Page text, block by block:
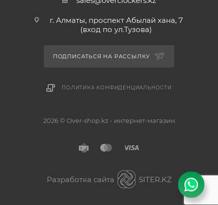
г. Алматы, проспект Абылай хана, 7
(вход по ул.Тузова)
ПОДПИСАТЬСЯ НА РАССЫЛКУ
ПОЛИТИКА КОНФИДЕНЦИАЛЬНОСТИ
2026 © Over-shop.kz - интернет-магазин
Разработка сайта SITER.KZ